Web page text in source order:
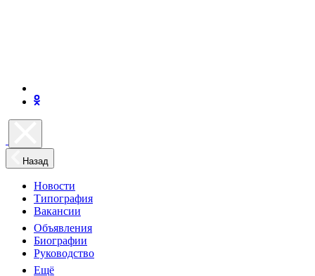
Назад
Новости
Типография
Вакансии
Объявления
Биографии
Руководство
Ещё